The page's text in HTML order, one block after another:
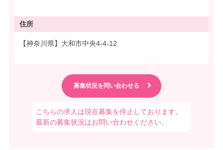
住所
【神奈川県】大和市中央4-4-12
こちらの求人は現在募集を停止しております。
最新の募集状況はお問い合わせください。